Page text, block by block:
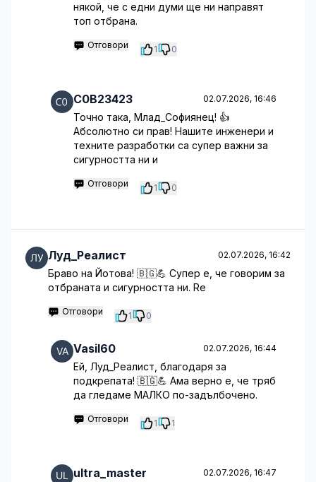
някой, че с едни думи ще ни направят
топ отбрана.
Отговори 1 0
C0B23423 02.07.2026, 16:46
Точно така, Млад_Софиянец! 👍
Абсолютно си прав! Нашите инженери и
техните разработки са супер важни за
сигурността ни и
Отговори 1 0
Луд_Реалист 02.07.2026, 16:42
Браво на Йотова! 🇧🇬💪 Супер е, че говорим за
отбраната и сигурността ни. Re
Отговори 1 0
Vasil60 02.07.2026, 16:44
Ей, Луд_Реалист, благодаря за
подкрепата! 🇧🇬💪 Ама верно е, че тряб
да гледаме МАЛКО по-задълбочено.
Отговори 1 1
ultra_master 02.07.2026, 16:47